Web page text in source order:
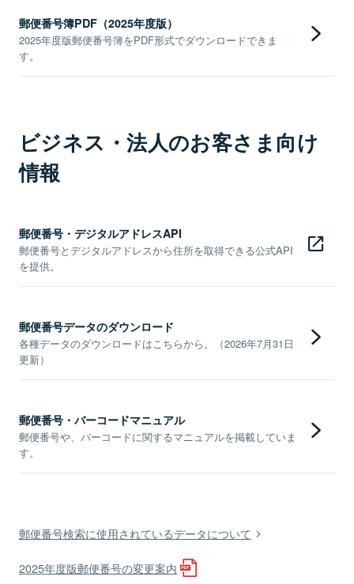
郵便番号簿PDF（2025年度版）
2025年度版郵便番号簿をPDF形式でダウンロードできま
す。
ビジネス・法人のお客さま向け
情報
郵便番号・デジタルアドレスAPI
郵便番号とデジタルアドレスから住所を取得できる公式API
を提供。
郵便番号データのダウンロード
各種データのダウンロードはこちらから。（2026年7月31日
更新）
郵便番号・バーコードマニュアル
郵便番号や、バーコードに関するマニュアルを掲載していま
す。
郵便番号検索に使用されているデータについて
2025年度版郵便番号の変更案内